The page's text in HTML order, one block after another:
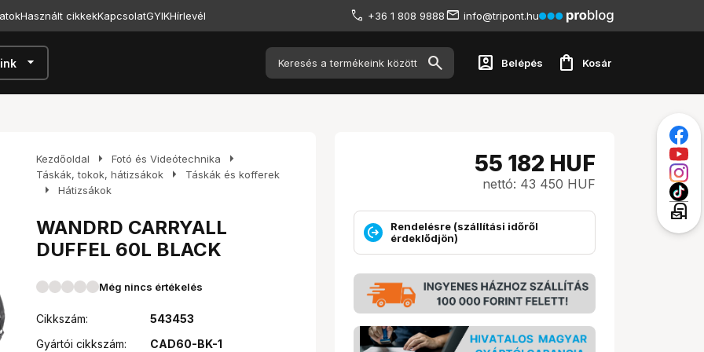
Használt cikkekKapcsolatGYIKHírlevél +36 1 808 9888 info@tripont.hu
arrow_drop_down account_box Belépés shopping_bag Kosár
Kezdőoldal arrow_right Fotó és Videótechnika arrow_right
Táskák, tokok, hátizsákok arrow_right Táskák és kofferek
arrow_right Hátizsákok
WANDRD CARRYALL
DUFFEL 60L BLACK
Még nincs értékelés
Cikkszám:
543453
Gyártói cikkszám:
CAD60-BK-1
55 182 HUF
nettó: 43 450 HUF
Rendelésre (szállítási időről
érdeklődjön)
local_post_office